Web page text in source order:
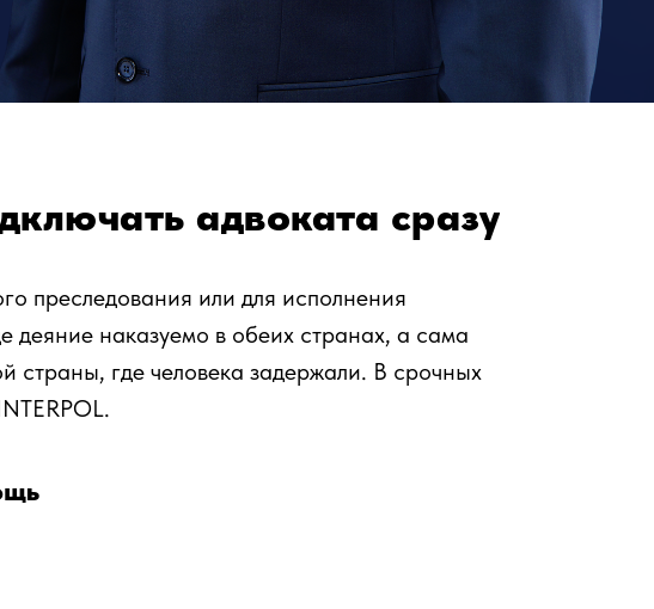
адвоката сразу
преследования или для исполнения
деяние наказуемо в обеих странах, а сама
страны, где человека задержали. В срочных